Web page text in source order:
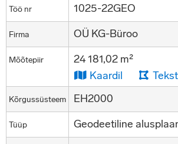
Töö nr 1025-22GEO
Firma OÜ KG-Büroo
Mõõtepiir
24 181,02 m²
Kaardil
Kõrgussüsteem EH2000
Tüüp Geodeetiline